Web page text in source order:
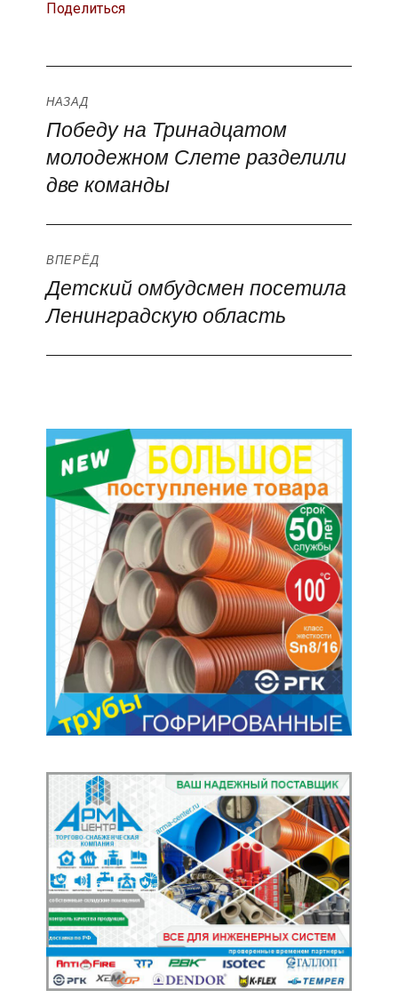
Поделиться
Навигация
по
записям
НАЗАД
Предыдущая
запись:
Победу на Тринадцатом
молодежном Слете разделили
две команды
ВПЕРЁД
Следующая
запись:
Детский омбудсмен посетила
Ленинградскую область